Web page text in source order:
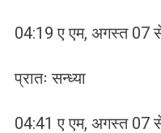
04:19 ए एम, अगस्त 07
प्रातः सन्ध्या
04:41 ए एम, अगस्त 07